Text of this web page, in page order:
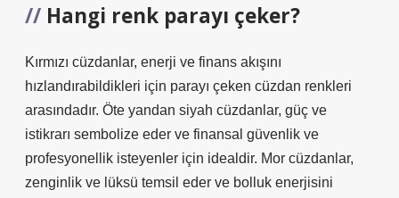
Hangi renk parayı çeker?
Kırmızı cüzdanlar, enerji ve finans akışını
hızlandırabildikleri için parayı çeken cüzdan renkleri
arasındadır. Öte yandan siyah cüzdanlar, güç ve
istikrarı sembolize eder ve finansal güvenlik ve
profesyonellik isteyenler için idealdir. Mor cüzdanlar,
zenginlik ve lüksü temsil eder ve bolluk enerjisini